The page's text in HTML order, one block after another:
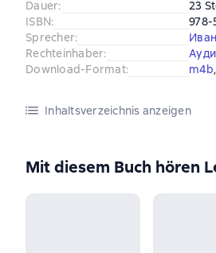
Dauer:
23
ISBN:
978-
Sprecher:
Rechteinhaber:
Download-Format: m4b,
Inhaltsverzeichnis anzeigen
Mit diesem Buch hören